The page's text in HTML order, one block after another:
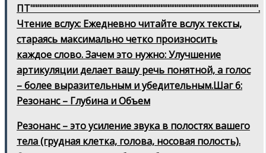
ПТ"""""""""""""""""""""""""""""""""""""""""""""""""""""""""""""""".
Чтение вслух: Ежедневно читайте вслух тексты,
стараясь максимально четко произносить
каждое слово. Зачем это нужно: Улучшение
артикуляции делает вашу речь понятной, а голос
– более выразительным и убедительным.Шаг 6:
Резонанс – Глубина и Объем
Резонанс – это усиление звука в полостях вашего
тела (грудная клетка, голова, носовая полость).